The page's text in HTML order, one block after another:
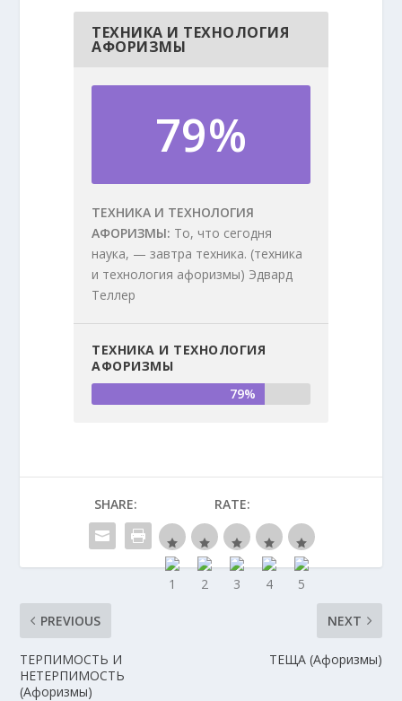
ТЕХНИКА И ТЕХНОЛОГИЯ
АФОРИЗМЫ
79%
ТЕХНИКА И ТЕХНОЛОГИЯ
АФОРИЗМЫ То, что сегодня
наука, — завтра техника. (техника
и технология афоризмы) Эдвард
Теллер
ТЕХНИКА И ТЕХНОЛОГИЯ
АФОРИЗМЫ
79%
SHARE: RATE:
PREVIOUS
ТЕРПИМОСТЬ И
НЕТЕРПИМОСТЬ
(Афоризмы)
NEXT
ТЕЩА (Афоризмы)